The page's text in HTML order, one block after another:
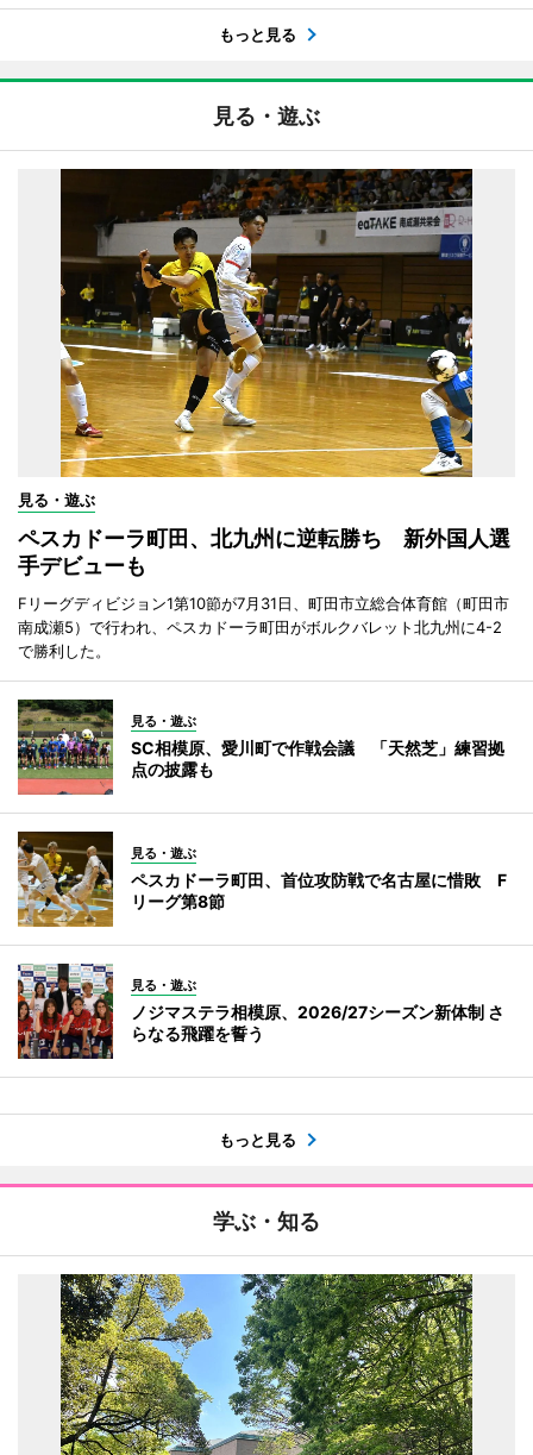
もっと見る
見る・遊ぶ
見る・遊ぶ
ペスカドーラ町田、北九州に逆転勝ち 新外国人選
手デビューも
Fリーグディビジョン1第10節が7月31日、町田市立総合体育館（町田市
南成瀬5）で行われ、ペスカドーラ町田がボルクバレット北九州に4-2
で勝利した。
見る・遊ぶ
SC相模原、愛川町で作戦会議 「天然芝」練習拠
点の披露も
見る・遊ぶ
ペスカドーラ町田、首位攻防戦で名古屋に惜敗 F
リーグ第8節
見る・遊ぶ
ノジマステラ相模原、2026/27シーズン新体制 さ
らなる飛躍を誓う
もっと見る
学ぶ・知る